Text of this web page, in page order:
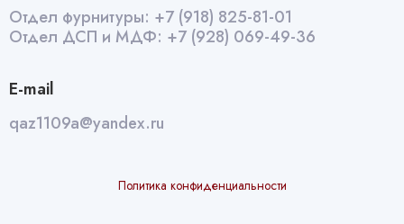
Отдел фурнитуры: +7 (918) 825-81-01
Отдел ДСП и МДФ: +7 (928) 069-49-36
E-mail
qaz1109a@yandex.ru
Политика конфиденциальности